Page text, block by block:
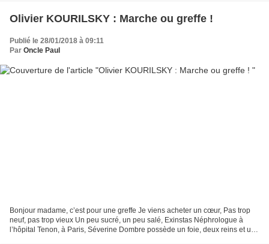
Olivier KOURILSKY : Marche ou greffe !
Publié le 28/01/2018 à 09:11
Par Oncle Paul
Bonjour madame, c’est pour une greffe Je viens acheter un cœur, Pas trop
neuf, pas trop vieux Un peu sucré, un peu salé, Exinstas Néphrologue à
l’hôpital Tenon, à Paris, Séverine Dombre possède un foie, deux reins et un